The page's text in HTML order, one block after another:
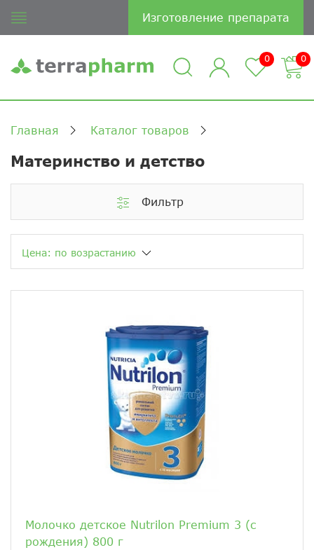
Изготовление препарата
0 0
Главная Каталог товаров
Материнство и детство
Фильтр
Цена: по возрастанию
Молочко детское Nutrilon Premium 3 (c
рождения) 800 г